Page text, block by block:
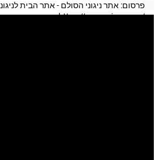
פרסום: אתר ניגוני הסולם - אתר הבית
https://www.nigun.org/